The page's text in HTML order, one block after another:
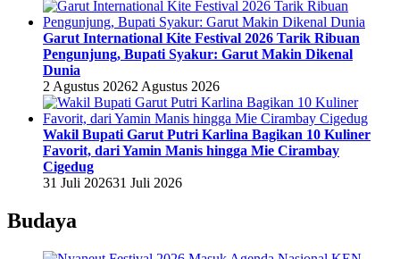
Garut International Kite Festival 2026 Tarik Ribuan
Pengunjung, Bupati Syakur: Garut Makin Dikenal
Dunia
2 Agustus 20262 Agustus 2026
Wakil Bupati Garut Putri Karlina Bagikan 10 Kuliner
Favorit, dari Yamin Manis hingga Mie Cirambay
Cigedug
31 Juli 202631 Juli 2026
Budaya